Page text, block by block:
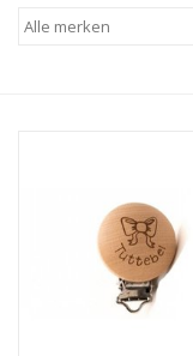
Opbergsystemen
Breien en haken